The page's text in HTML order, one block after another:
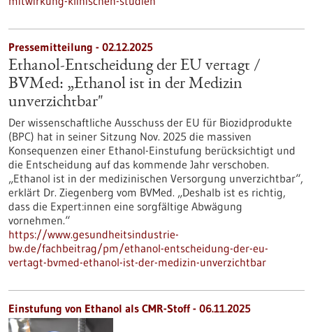
Pressemitteilung - 02.12.2025
Ethanol-Entscheidung der EU vertagt /
BVMed: „Ethanol ist in der Medizin
unverzichtbar"
Der wissenschaftliche Ausschuss der EU für Biozidprodukte
(BPC) hat in seiner Sitzung Nov. 2025 die massiven
Konsequenzen einer Ethanol-Einstufung berücksichtigt und
die Entscheidung auf das kommende Jahr verschoben.
„Ethanol ist in der medizinischen Versorgung unverzichtbar“,
erklärt Dr. Ziegenberg vom BVMed. „Deshalb ist es richtig,
dass die Expert:innen eine sorgfältige Abwägung
vornehmen.“
https://www.gesundheitsindustrie-
bw.de/fachbeitrag/pm/ethanol-entscheidung-der-eu-
vertagt-bvmed-ethanol-ist-der-medizin-unverzichtbar
Einstufung von Ethanol als CMR-Stoff - 06.11.2025